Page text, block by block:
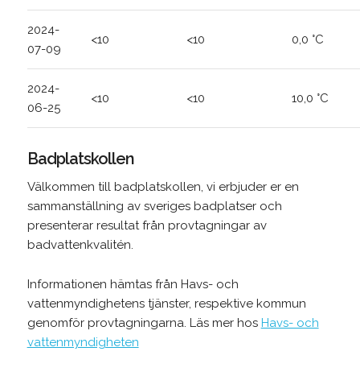
2024-
07-09
<10 <10 0,0 °C
2024-
06-25
<10 <10 10,0 °C
Badplatskollen
Välkommen till badplatskollen, vi erbjuder er en
sammanställning av sveriges badplatser och
presenterar resultat från provtagningar av
badvattenkvalitén.
Informationen hämtas från Havs- och
vattenmyndighetens tjänster, respektive kommun
genomför provtagningarna. Läs mer hos Havs- och
vattenmyndigheten